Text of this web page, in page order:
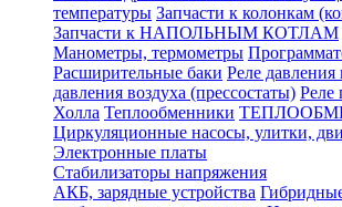
температуры Запчасти к колонкам
Запчасти к НАПОЛЬНЫМ КОТЛАМ
Манометры, термометры
Расширительные баки Реле
давления воздуха (прессостаты) Реле
Холла Теплообменники
Циркуляционные насосы, улитки,
Электронные платы
Стабилизаторы напряжения
АКБ, зарядные устройства